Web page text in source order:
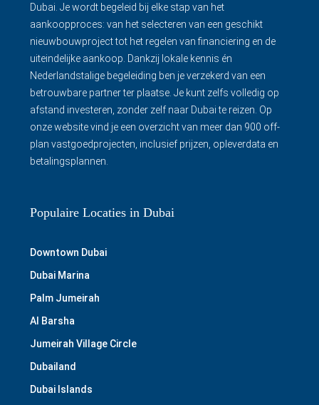
Dubai. Je wordt begeleid bij elke stap van het
aankoopproces: van het selecteren van een geschikt
nieuwbouwproject tot het regelen van financiering en de
uiteindelijke aankoop. Dankzij lokale kennis én
Nederlandstalige begeleiding ben je verzekerd van een
betrouwbare partner ter plaatse. Je kunt zelfs volledig op
afstand investeren, zonder zelf naar Dubai te reizen. Op
onze website vind je een overzicht van meer dan 900 off-
plan vastgoedprojecten, inclusief prijzen, opleverdata en
betalingsplannen.
Populaire Locaties in Dubai
Downtown Dubai
Dubai Marina
Palm Jumeirah
Al Barsha
Jumeirah Village Circle
Dubailand
Dubai Islands